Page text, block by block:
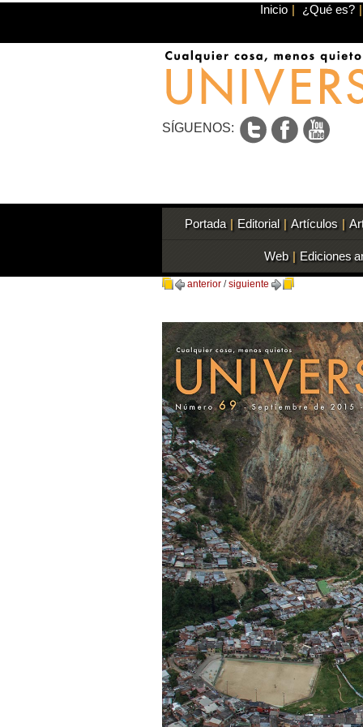
Inicio | ¿Qué es? |
SÍGUENOS:
Portada | Editorial | Artículos |
Web | Ediciones
anterior /siguiente